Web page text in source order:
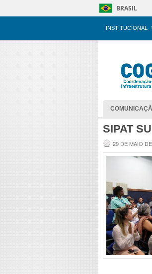
BRASIL
INSTITUCIONAL
SIPAT
29 DE MAIO